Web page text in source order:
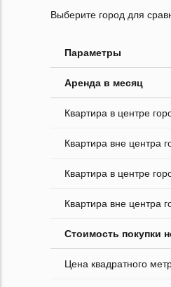
Выберите город для
Параметры
Аренда в месяц
Квартира в центре
Квартира вне центра
Квартира в центре
Квартира вне центра
Стоимость покупки
Цена квадратного